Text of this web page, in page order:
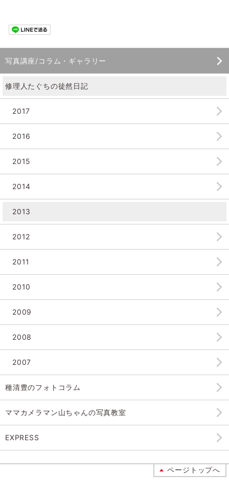
写真講座/コラム・ギャラリー
修理人たぐちの徒然日記
2017
2016
2015
2014
2013
2012
2011
2010
2009
2008
2007
種清豊のフォトコラム
ママカメラマン山ちゃんの写真教室
EXPRESS
ページトップへ